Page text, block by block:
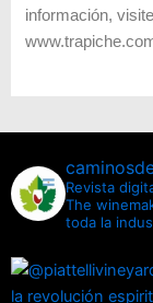
información, visite
Revista
The
toda la